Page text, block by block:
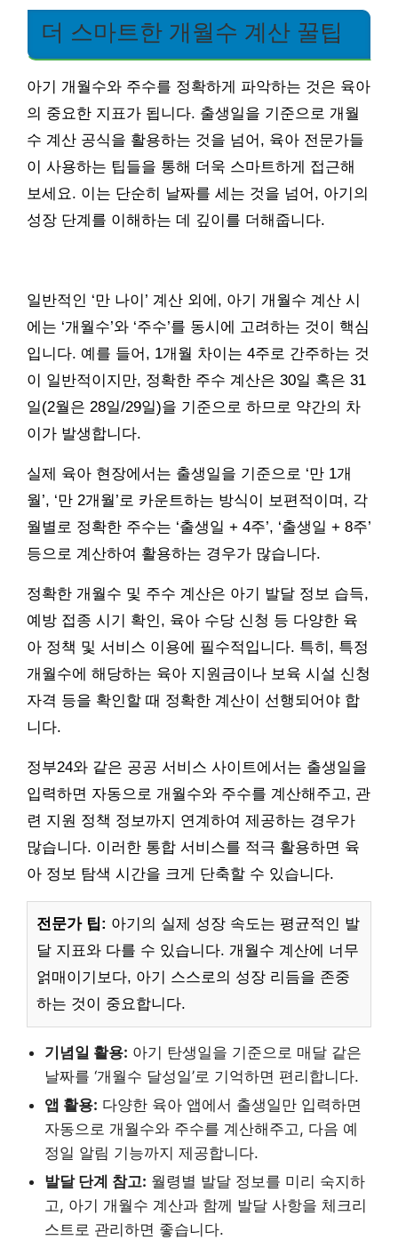
더 스마트한 개월수 계산 꿀팁
아기 개월수와 주수를 정확하게 파악하는 것은 육아
의 중요한 지표가 됩니다. 출생일을 기준으로 개월
수 계산 공식을 활용하는 것을 넘어, 육아 전문가들
이 사용하는 팁들을 통해 더욱 스마트하게 접근해
보세요. 이는 단순히 날짜를 세는 것을 넘어, 아기의
성장 단계를 이해하는 데 깊이를 더해줍니다.
일반적인 ‘만 나이’ 계산 외에, 아기 개월수 계산 시
에는 ‘개월수’와 ‘주수’를 동시에 고려하는 것이 핵심
입니다. 예를 들어, 1개월 차이는 4주로 간주하는 것
이 일반적이지만, 정확한 주수 계산은 30일 혹은 31
일(2월은 28일/29일)을 기준으로 하므로 약간의 차
이가 발생합니다.
실제 육아 현장에서는 출생일을 기준으로 ‘만 1개
월’, ‘만 2개월’로 카운트하는 방식이 보편적이며, 각
월별로 정확한 주수는 ‘출생일 + 4주’, ‘출생일 + 8주’
등으로 계산하여 활용하는 경우가 많습니다.
정확한 개월수 및 주수 계산은 아기 발달 정보 습득,
예방 접종 시기 확인, 육아 수당 신청 등 다양한 육
아 정책 및 서비스 이용에 필수적입니다. 특히, 특정
개월수에 해당하는 육아 지원금이나 보육 시설 신청
자격 등을 확인할 때 정확한 계산이 선행되어야 합
니다.
정부24와 같은 공공 서비스 사이트에서는 출생일을
입력하면 자동으로 개월수와 주수를 계산해주고, 관
련 지원 정책 정보까지 연계하여 제공하는 경우가
많습니다. 이러한 통합 서비스를 적극 활용하면 육
아 정보 탐색 시간을 크게 단축할 수 있습니다.
전문가 팁: 아기의 실제 성장 속도는 평균적인 발
달 지표와 다를 수 있습니다. 개월수 계산에 너무
얽매이기보다, 아기 스스로의 성장 리듬을 존중
하는 것이 중요합니다.
기념일 활용: 아기 탄생일을 기준으로 매달 같은
날짜를 ‘개월수 달성일’로 기억하면 편리합니다.
앱 활용: 다양한 육아 앱에서 출생일만 입력하면
자동으로 개월수와 주수를 계산해주고, 다음 예
정일 알림 기능까지 제공합니다.
발달 단계 참고: 월령별 발달 정보를 미리 숙지하
고, 아기 개월수 계산과 함께 발달 사항을 체크리
스트로 관리하면 좋습니다.